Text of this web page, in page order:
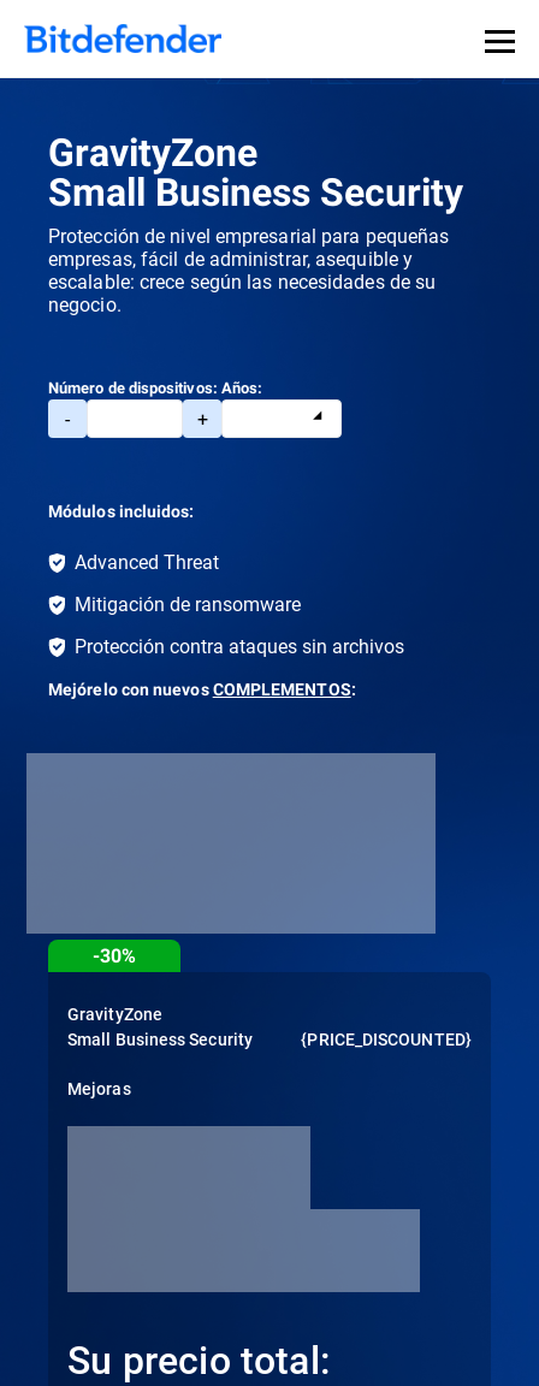
GravityZone
Small Business Security
Protección de nivel empresarial para pequeñas
empresas, fácil de administrar, asequible y
escalable: crece según las necesidades de su
negocio.
Número de dispositivos:
- +
Años:
Módulos incluidos:
Advanced Threat
Mitigación de ransomware
Protección contra ataques sin archivos
Mejórelo con nuevosCOMPLEMENTOS:
-30%
GravityZone
Small Business Security
{PRICE_DISCOUNTED}
Mejoras
Su precio total: